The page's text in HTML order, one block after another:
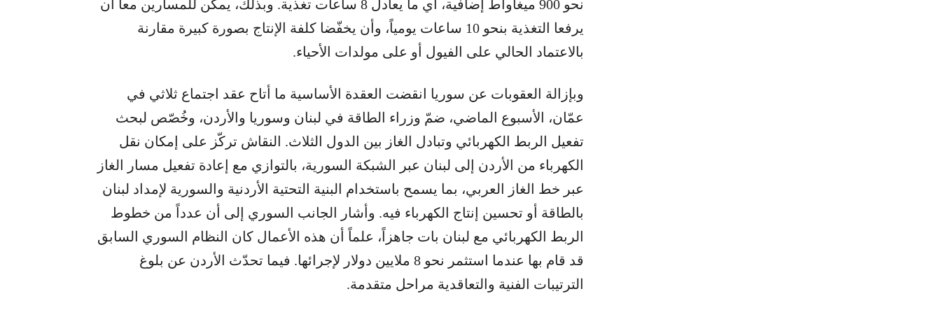
نحو 900 ميغاواط إضافية، أي ما يعادل 8 ساعات تغذية. وبذلك، يمكن للمسارين معاً أن
يرفعا التغذية بنحو 10 ساعات يومياً، وأن يخفّضا كلفة الإنتاج بصورة كبيرة مقارنة
بالاعتماد الحالي على الفيول أو على مولدات الأحياء.
وبإزالة العقوبات عن سوريا انقضت العقدة الأساسية ما أتاح عقد اجتماع ثلاثي في
عمّان، الأسبوع الماضي، ضمّ وزراء الطاقة في لبنان وسوريا والأردن، وخُصّص لبحث
تفعيل الربط الكهربائي وتبادل الغاز بين الدول الثلاث. النقاش تركّز على إمكان نقل
الكهرباء من الأردن إلى لبنان عبر الشبكة السورية، بالتوازي مع إعادة تفعيل مسار الغاز
عبر خط الغاز العربي، بما يسمح باستخدام البنية التحتية الأردنية والسورية لإمداد لبنان
بالطاقة أو تحسين إنتاج الكهرباء فيه. وأشار الجانب السوري إلى أن عدداً من خطوط
الربط الكهربائي مع لبنان بات جاهزاً، علماً أن هذه الأعمال كان النظام السوري السابق
قد قام بها عندما استثمر نحو 8 ملايين دولار لإجرائها. فيما تحدّث الأردن عن بلوغ
الترتيبات الفنية والتعاقدية مراحل متقدمة.